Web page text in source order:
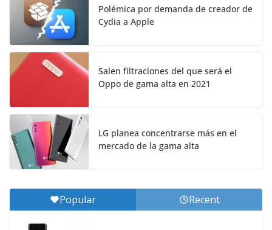
Polémica por demanda de creador de
Cydia a Apple
Salen filtraciones del que será el
Oppo de gama alta en 2021
LG planea concentrarse más en el
mercado de la gama alta
Popular Recent